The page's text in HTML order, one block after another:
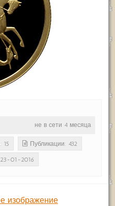
не в сети 4 месяца
15 Публикации: 432
23-01-2016
изображение